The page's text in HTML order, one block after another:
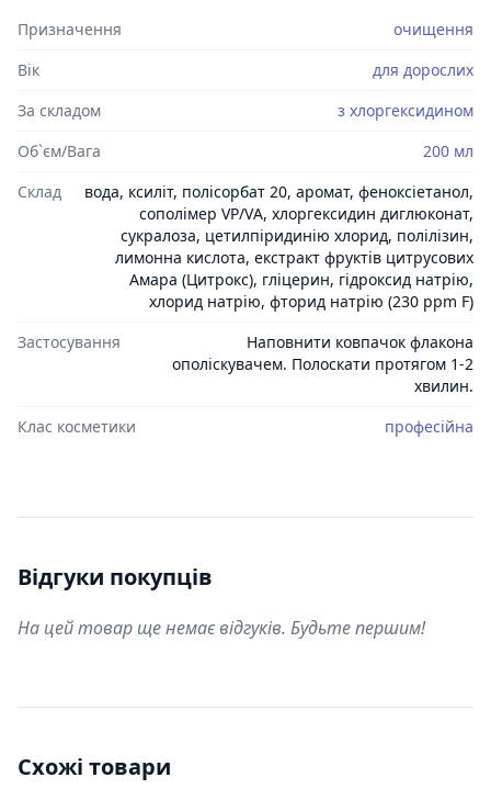
Призначення
очищення
Вік
для дорослих
За складом
з хлоргексидином
Об`єм/Вага
200 мл
Склад
вода, ксиліт, полісорбат 20, аромат, феноксіетанол,
сополімер VP/VА, хлоргексидин диглюконат,
сукралоза, цетилпіридинію хлорид, полілізин,
лимонна кислота, екстракт фруктів цитрусових
Амара (Цитрокс), гліцерин, гідроксид натрію,
хлорид натрію, фторид натрію (230 ppm F)
Застосування
Наповнити ковпачок флакона
ополіскувачем. Полоскати протягом 1-2
хвилин.
Клас косметики
професійна
Відгуки покупців
На цей товар ще немає відгуків. Будьте першим!
Схожі товари